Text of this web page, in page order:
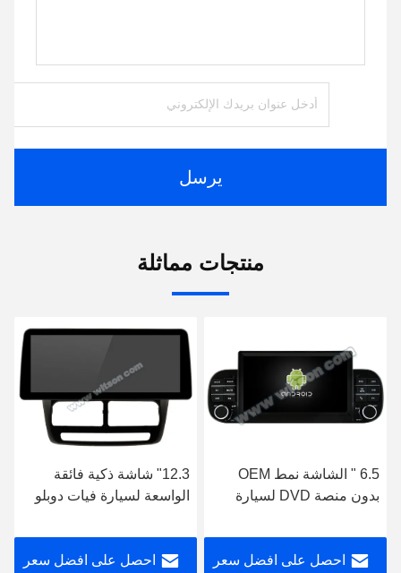
يرسل
منتجات مماثلة
6.5 " الشاشة نمط OEM
بدون منصة DVD لسيارة
الوسائط المتعددة السيارات
ستيريو جي بي إس CarPlay
احصل على افضل سعر
12.3" شاشة ذكية فائقة
الواسعة لسيارة فيات دوبلو
2011-2018
احصل على افضل سعر